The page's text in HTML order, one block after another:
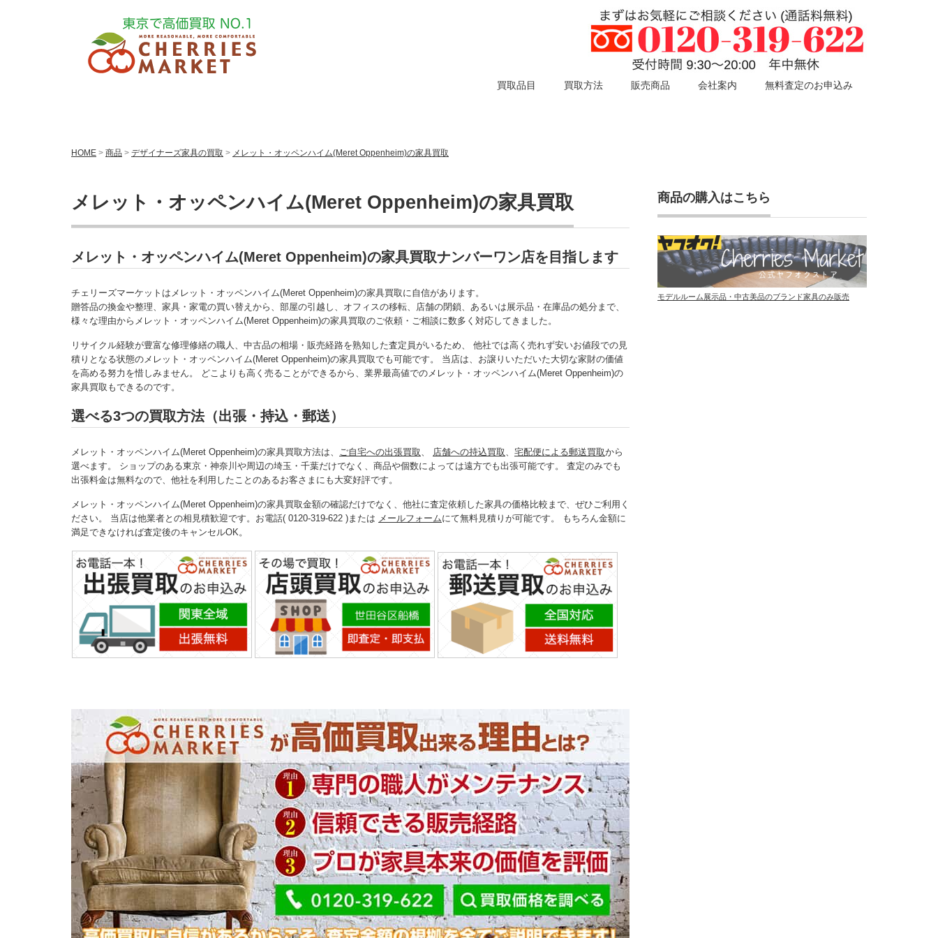
買取品目 買取方法 販売商品 会社案内 無料査定のお申込み
HOME > 商品 > デザイナーズ家具の買取 > メレット・オッペンハイム(Meret Oppenheim)の家具買取
メレット・オッペンハイム(Meret Oppenheim)の家具買取
メレット・オッペンハイム(Meret Oppenheim)の家具買取ナンバーワン店を目指します
チェリーズマーケットはメレット・オッペンハイム(Meret Oppenheim)の家具買取に自信があります。
贈答品の換金や整理、家具・家電の買い替えから、部屋の引越し、オフィスの移転、店舗の閉鎖、あるいは展示品・在庫品の処分まで、
様々な理由からメレット・オッペンハイム(Meret Oppenheim)の家具買取のご依頼・ご相談に数多く対応してきました。
リサイクル経験が豊富な修理修繕の職人、中古品の相場・販売経路を熟知した査定員がいるため、 他社では高く売れず安いお値段での見
積りとなる状態のメレット・オッペンハイム(Meret Oppenheim)の家具買取でも可能です。 当店は、お譲りいただいた大切な家財の価値
を高める努力を惜しみません。 どこよりも高く売ることができるから、業界最高値でのメレット・オッペンハイム(Meret Oppenheim)の
家具買取もできるのです。
選べる3つの買取方法（出張・持込・郵送）
メレット・オッペンハイム(Meret Oppenheim)の家具買取方法は、 ご自宅への出張買取 、 店舗への持込買取 、 宅配便による郵送買取から
選べます。 ショップのある東京・神奈川や周辺の埼玉・千葉だけでなく、商品や個数によっては遠方でも出張可能です。 査定のみでも
出張料金は無料なので、他社を利用したことのあるお客さまにも大変好評です。
メレット・オッペンハイム(Meret Oppenheim)の家具買取金額の確認だけでなく、他社に査定依頼した家具の価格比較まで、ぜひご利用く
ださい。 当店は他業者との相見積歓迎です。お電話( 0120-319-622 )または メールフォームにて無料見積りが可能です。 もちろん金額に
満足できなければ査定後のキャンセルOK。
商品の購入はこちら
モデルルーム展示品・中古美品のブランド家具のみ販売